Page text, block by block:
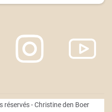
- Christine den Boer